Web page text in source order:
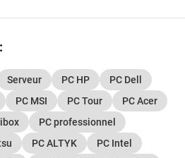
Serveur PC HP
PC Dell
PC MSI PC Tour
PC Acer
PC professionnel
PC ALTYK
PC Intel